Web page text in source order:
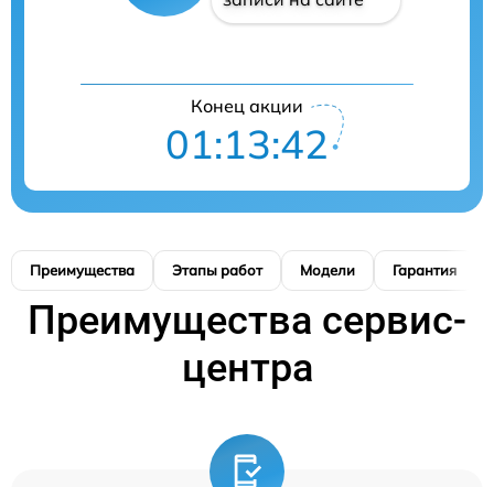
Конец акции
01:13:41
Преимущества Этапы работ Модели Гарантия
Преимущества сервис-
центра